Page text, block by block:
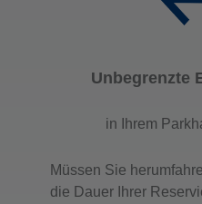
Unbegrenzte
in Ihrem
Müssen Sie
die Dauer Ihrer